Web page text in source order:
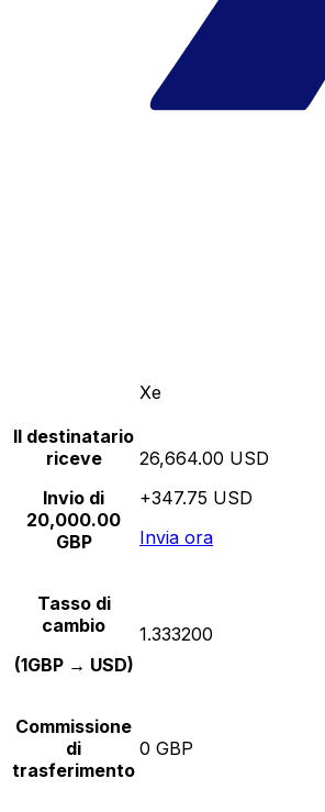
Xe
Il destinatario
riceve
Invio di
20,000.00
GBP
26,664.00 USD
+347.75 USD
Invia ora
Tasso di
cambio
(1GBP → USD)
1.333200
Commissione
di
trasferimento
0 GBP